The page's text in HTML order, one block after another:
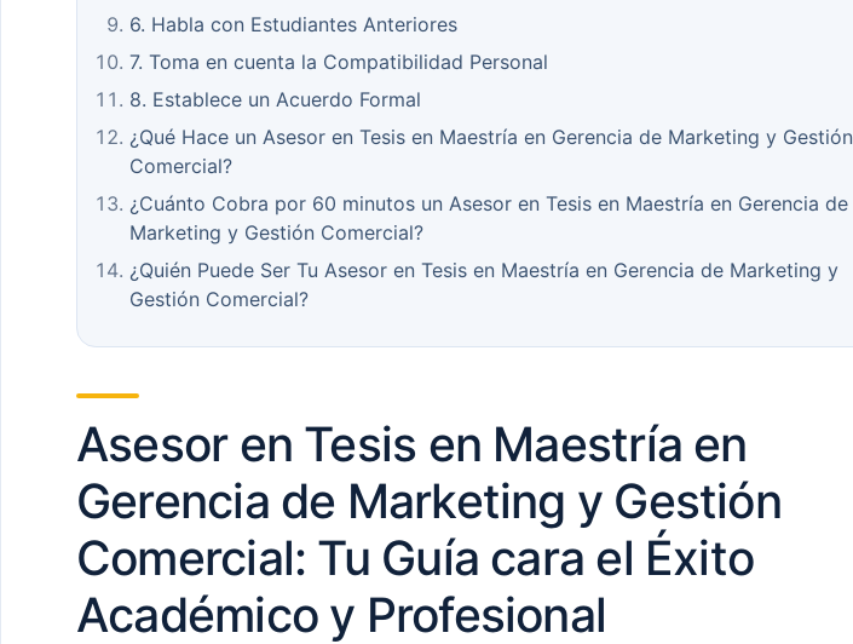
6. Habla con Estudiantes Anteriores
7. Toma en cuenta la Compatibilidad Personal
8. Establece un Acuerdo Formal
¿Qué Hace un Asesor en Tesis en Maestría en Gerencia de Marketing y Gestión
Comercial?
¿Cuánto Cobra por 60 minutos un Asesor en Tesis en Maestría en Gerencia de
Marketing y Gestión Comercial?
¿Quién Puede Ser Tu Asesor en Tesis en Maestría en Gerencia de Marketing y
Gestión Comercial?
Asesor en Tesis en Maestría en
Gerencia de Marketing y Gestión
Comercial: Tu Guía cara el Éxito
Académico y Profesional